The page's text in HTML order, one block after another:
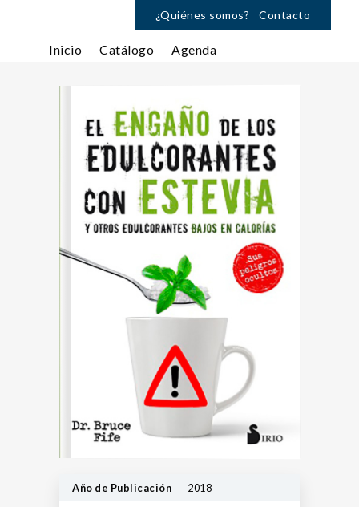
¿Quiénes somos? Contacto
Inicio Catálogo Agenda
Año de Publicación 2018